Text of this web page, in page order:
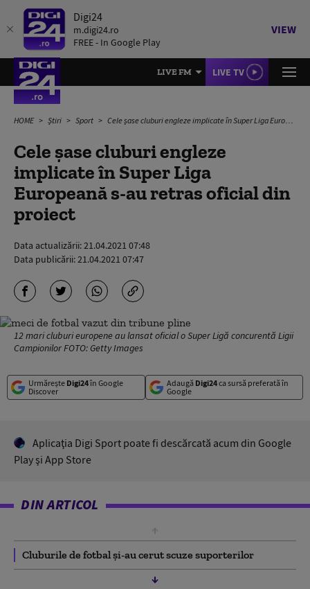
Digi24
m.digi24.ro
FREE - In Google Play
VIEW
LIVE FM LIVE TV
HOME Știri Sport Cele șase cluburi engleze implicate în Super Liga Europeană s-au retras oficial din proiect
Cele șase cluburi engleze
implicate în Super Liga
Europeană s-au retras oficial din
proiect
Data actualizării:21.04.2021 07:48
Data publicării:21.04.2021 07:47
12 mari cluburi europene au lansat oficial o Super Ligă concurentă Ligii
Campionilor FOTO: Getty Images
Urmărește Digi24în Google
Discover
Adaugă Digi24ca sursă preferată în
Google
Aplicaţia Digi Sport poate fi descărcată acum din Google
Play şi App Store
DIN ARTICOL
Cluburile de fotbal și-au cerut scuze suporterilor